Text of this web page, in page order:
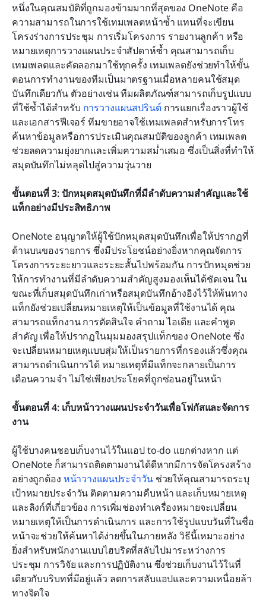
หนึ่งในคุณสมบัติที่ถูกมองข้ามมากที่สุดของ OneNote คือ
ความสามารถในการใช้เทมเพลตหน้าซ้ำ แทนที่จะเขียน
โครงร่างการประชุม การเริ่มโครงการ รายงานลูกค้า หรือ
หมายเหตุการวางแผนประจำสัปดาห์ซ้ำ คุณสามารถเก็บ
เทมเพลตและคัดลอกมาใช้ทุกครั้ง เทมเพลตยังช่วยทำให้ขั้น
ตอนการทำงานของทีมเป็นมาตรฐานเมื่อหลายคนใช้สมุด
บันทึกเดียวกัน ตัวอย่างเช่น ทีมผลิตภัณฑ์สามารถเก็บรูปแบบ
ที่ใช้ซ้ำได้สำหรับ การวางแผนสปรินต์ การแยกเรื่องราวผู้ใช้
และเอกสารฟีเจอร์ ทีมขายอาจใช้เทมเพลตสำหรับการโทร
ค้นหาข้อมูลหรือการประเมินคุณสมบัติของลูกค้า เทมเพลต
ช่วยลดความยุ่งยากและเพิ่มความสม่ำเสมอ ซึ่งเป็นสิ่งที่ทำให้
สมุดบันทึกไม่หลุดไปสู่ความวุ่นวาย
ขั้นตอนที่ 3: ปักหมุดสมุดบันทึกที่มีลำดับความสำคัญและใช้
แท็กอย่างมีประสิทธิภาพ
OneNote อนุญาตให้ผู้ใช้ปักหมุดสมุดบันทึกเพื่อให้ปรากฏที่
ด้านบนของรายการ ซึ่งมีประโยชน์อย่างยิ่งหากคุณจัดการ
โครงการระยะยาวและระยะสั้นไปพร้อมกัน การปักหมุดช่วย
ให้การทำงานที่มีลำดับความสำคัญสูงมองเห็นได้ชัดเจน ใน
ขณะที่เก็บสมุดบันทึกเก่าหรือสมุดบันทึกอ้างอิงไว้ให้พ้นทาง
แท็กยังช่วยเปลี่ยนหมายเหตุให้เป็นข้อมูลที่ใช้งานได้ คุณ
สามารถแท็กงาน การตัดสินใจ คำถาม ไอเดีย และคำพูด
สำคัญ เพื่อให้ปรากฏในมุมมองสรุปแท็กของ OneNote ซึ่ง
จะเปลี่ยนหมายเหตุแบบสุ่มให้เป็นรายการที่กรองแล้วซึ่งคุณ
สามารถดำเนินการได้ หมายเหตุที่มีแท็กจะกลายเป็นการ
เตือนความจำ ไม่ใช่เพียงประโยคที่ถูกซ่อนอยู่ในหน้า
ขั้นตอนที่ 4: เก็บหน้าวางแผนประจำวันเพื่อโฟกัสและจัดการ
งาน
ผู้ใช้บางคนชอบเก็บงานไว้ในแอป to-do แยกต่างหาก แต่
OneNote ก็สามารถติดตามงานได้ดีหากมีการจัดโครงสร้าง
อย่างถูกต้อง หน้าวางแผนประจำวัน ช่วยให้คุณสามารถระบุ
เป้าหมายประจำวัน ติดตามความคืบหน้า และเก็บหมายเหตุ
และลิงก์ที่เกี่ยวข้อง การเพิ่มช่องทำเครื่องหมายจะเปลี่ยน
หมายเหตุให้เป็นการดำเนินการ และการใช้รูปแบบวันที่ในชื่อ
หน้าจะช่วยให้ค้นหาได้ง่ายขึ้นในภายหลัง วิธีนี้เหมาะอย่าง
ยิ่งสำหรับพนักงานแบบไฮบริดที่สลับไปมาระหว่างการ
ประชุม การวิจัย และการปฏิบัติงาน ซึ่งช่วยเก็บงานไว้ในที่
เดียวกับบริบทที่มีอยู่แล้ว ลดการสลับแอปและความเหนื่อยล้า
ทางจิตใจ